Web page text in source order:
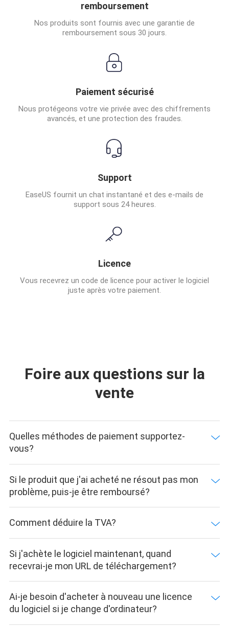
remboursement
Nos produits sont fournis avec une garantie de
remboursement sous 30 jours.
Paiement sécurisé
Nous protégeons votre vie privée avec des chiffrements
avancés, et une protection des fraudes.
Support
EaseUS fournit un chat instantané et des e-mails de
support sous 24 heures.
Licence
Vous recevrez un code de licence pour activer le logiciel
juste après votre paiement.
Foire aux questions sur la
vente
Quelles méthodes de paiement supportez-
vous?
Si le produit que j'ai acheté ne résout pas mon
problème, puis-je être remboursé?
Comment déduire la TVA?
Si j'achète le logiciel maintenant, quand
recevrai-je mon URL de téléchargement?
Ai-je besoin d'acheter à nouveau une licence
du logiciel si je change d'ordinateur?